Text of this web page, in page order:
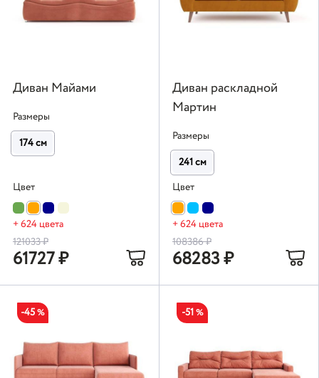
Диван Майами
Размеры
174 см
Цвет
+ 624 цвета
121033₽
61727₽
Диван раскладной
Мартин
Размеры
241 см
Цвет
+ 624 цвета
108386₽
68283₽
-45% -51 %